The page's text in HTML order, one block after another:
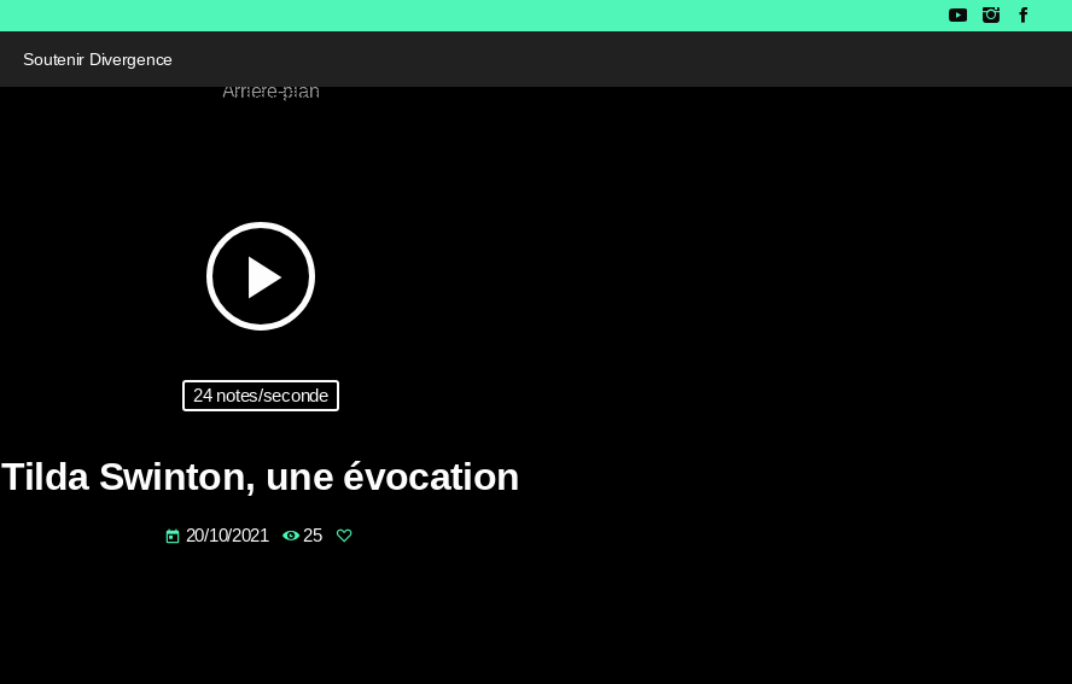
Soutenir Divergence
play_arrow
24 notes/seconde
Tilda Swinton, une évocation
today 20/10/2021 25